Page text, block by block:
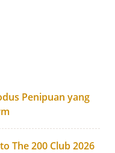
Penipuan yang
The 200 Club 2026